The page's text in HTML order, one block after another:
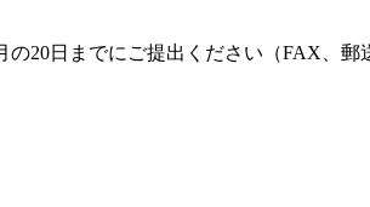
20日までにご提出ください（FAX、郵